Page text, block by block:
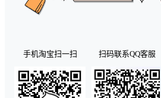
手机淘宝扫一扫 扫码联系QQ客服